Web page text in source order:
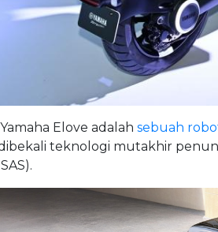
Elove adalah sebuah
teknologi mutakhir